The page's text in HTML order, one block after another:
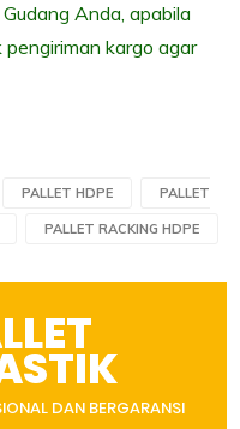
Anda, apabila
kargo agar
PALLET HDPE PALLET
PALLET RACKING HDPE
DAN BERGARANSI